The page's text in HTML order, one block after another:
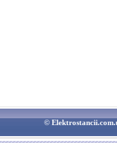
©